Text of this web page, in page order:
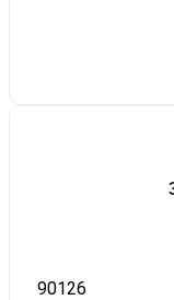
90126